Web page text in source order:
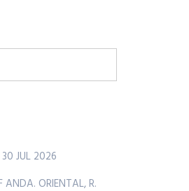
30 JUL 2026
ANDA. ORIENTAL, R.